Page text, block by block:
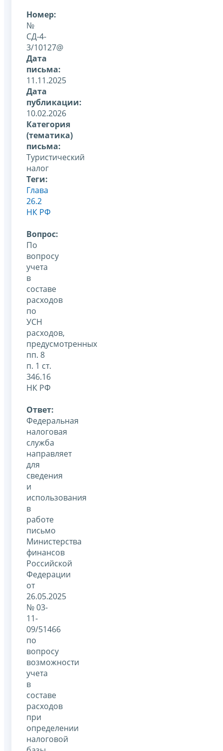
Номер:
№
СД-4-
3/10127@
Дата
письма:
11.11.2025
Дата
публикации:
10.02.2026
Категория
(тематика)
письма:
Туристический
налог
Теги:
Глава
26.2
НК РФ
Вопрос:
По
вопросу
учета
в
составе
расходов
по
УСН
расходов,
предусмотренных
пп. 8
п. 1 ст.
346.16
НК РФ
Ответ:
Федеральная
налоговая
служба
направляет
для
сведения
и
использования
в
работе
письмо
Министерства
финансов
Российской
Федерации
от
26.05.2025
№ 03-
11-
09/51466
по
вопросу
возможности
учета
в
составе
расходов
при
определении
налоговой